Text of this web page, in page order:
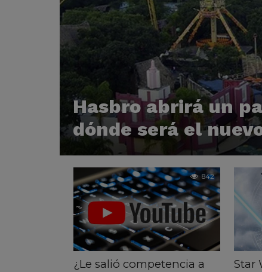
Hasbro abrirá un
dónde será el
842
¿Le salió competencia a
Star